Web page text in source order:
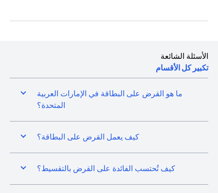
الأسئلة الشائعة
تكبير كل الأقسام
ما هو القرض على البطاقة في الإمارات العربية
المتحدة؟
كيف يعمل القرض على البطاقة؟
كيف تُحتسب الفائدة على القرض بالتقسيط؟